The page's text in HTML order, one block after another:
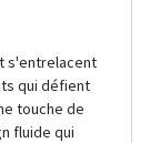
s'entrelacent
qui défient
touche de
fluide qui